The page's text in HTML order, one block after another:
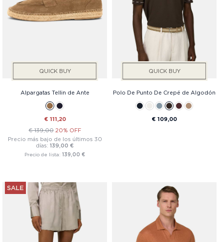
QUICK BUY
Alpargatas Tellin de Ante
€ 111,20
€ 139,00 20% OFF
Precio más bajo de los últimos 30
días: 139,00 €
Precio de lista: 139,00 €
QUICK BUY
Polo De Punto De Crepé de Algodón
€ 109,00
SALE